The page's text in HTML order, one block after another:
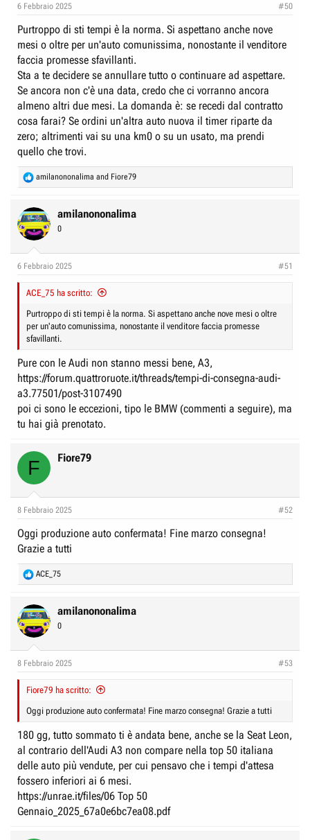
6 Febbraio 2025 #50
Purtroppo di sti tempi è la norma. Si aspettano anche nove
mesi o oltre per un'auto comunissima, nonostante il venditore
faccia promesse sfavillanti.
Sta a te decidere se annullare tutto o continuare ad aspettare.
Se ancora non c'è una data, credo che ci vorranno ancora
almeno altri due mesi. La domanda è: se recedi dal contratto
cosa farai? Se ordini un'altra auto nuova il timer riparte da
zero; altrimenti vai su una km0 o su un usato, ma prendi
quello che trovi.
R
e
c
t
i
s
amilanononalima and Fiore79
amilanononalima
0
6 Febbraio 2025 #51
ACE_75 ha scritto:
Purtroppo di sti tempi è la norma. Si aspettano anche nove mesi o oltre
per un'auto comunissima, nonostante il venditore faccia promesse
sfavillanti.
Pure con le Audi non stanno messi bene, A3,
https://forum.quattroruote.it/threads/tempi-di-consegna-audi-
a3.77501/post-3107490
poi ci sono le eccezioni, tipo le BMW (commenti a seguire), ma
tu hai già prenotato.
F Fiore79
8 Febbraio 2025 #52
Oggi produzione auto confermata! Fine marzo consegna!
Grazie a tutti
R
e
c
t
i
s
ACE_75
amilanononalima
0
8 Febbraio 2025 #53
Fiore79 ha scritto:
Oggi produzione auto confermata! Fine marzo consegna! Grazie a tutti
180 gg, tutto sommato ti è andata bene, anche se la Seat Leon,
al contrario dell'Audi A3 non compare nella top 50 italiana
delle auto più vendute, per cui pensavo che i tempi d'attesa
fossero inferiori ai 6 mesi.
https://unrae.it/files/06 Top 50
Gennaio_2025_67a0e6bc7ea08.pdf